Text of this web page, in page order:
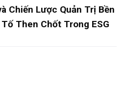
Chiến Lược Quản Trị Bền
Then Chốt Trong ESG